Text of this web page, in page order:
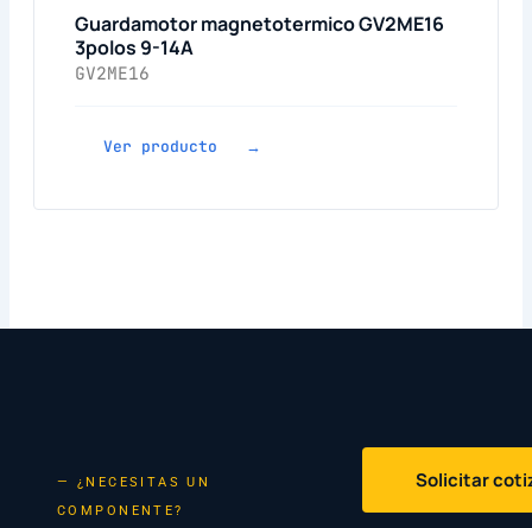
Guardamotor magnetotermico GV2ME16
3polos 9-14A
GV2ME16
Ver producto →
— ¿NECESITAS UN
COMPONENTE?
Solicitar